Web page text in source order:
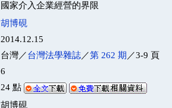
國家介入企業經營的界限
胡博硯
2014.12.15
台灣／台灣法學雜誌／第 262 期 ／3-9 頁
6
24 點
胡博硯